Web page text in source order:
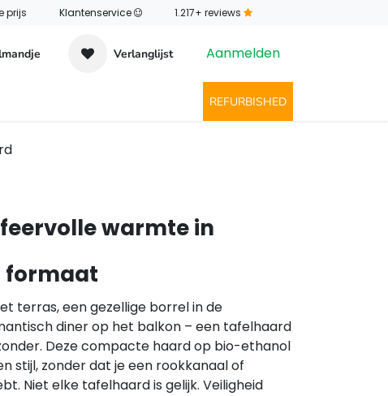
prijs Klantenservice ​1.217+ reviews
Verlanglijst Aanmelden
REFURBISHED
warmte in
formaat
terras, een gezellige borrel in de
diner op het balkon – een tafelhaard
Deze compacte haard op bio-ethanol
stijl, zonder dat je een rookkanaal of
Niet elke tafelhaard is gelijk. Veiligheid